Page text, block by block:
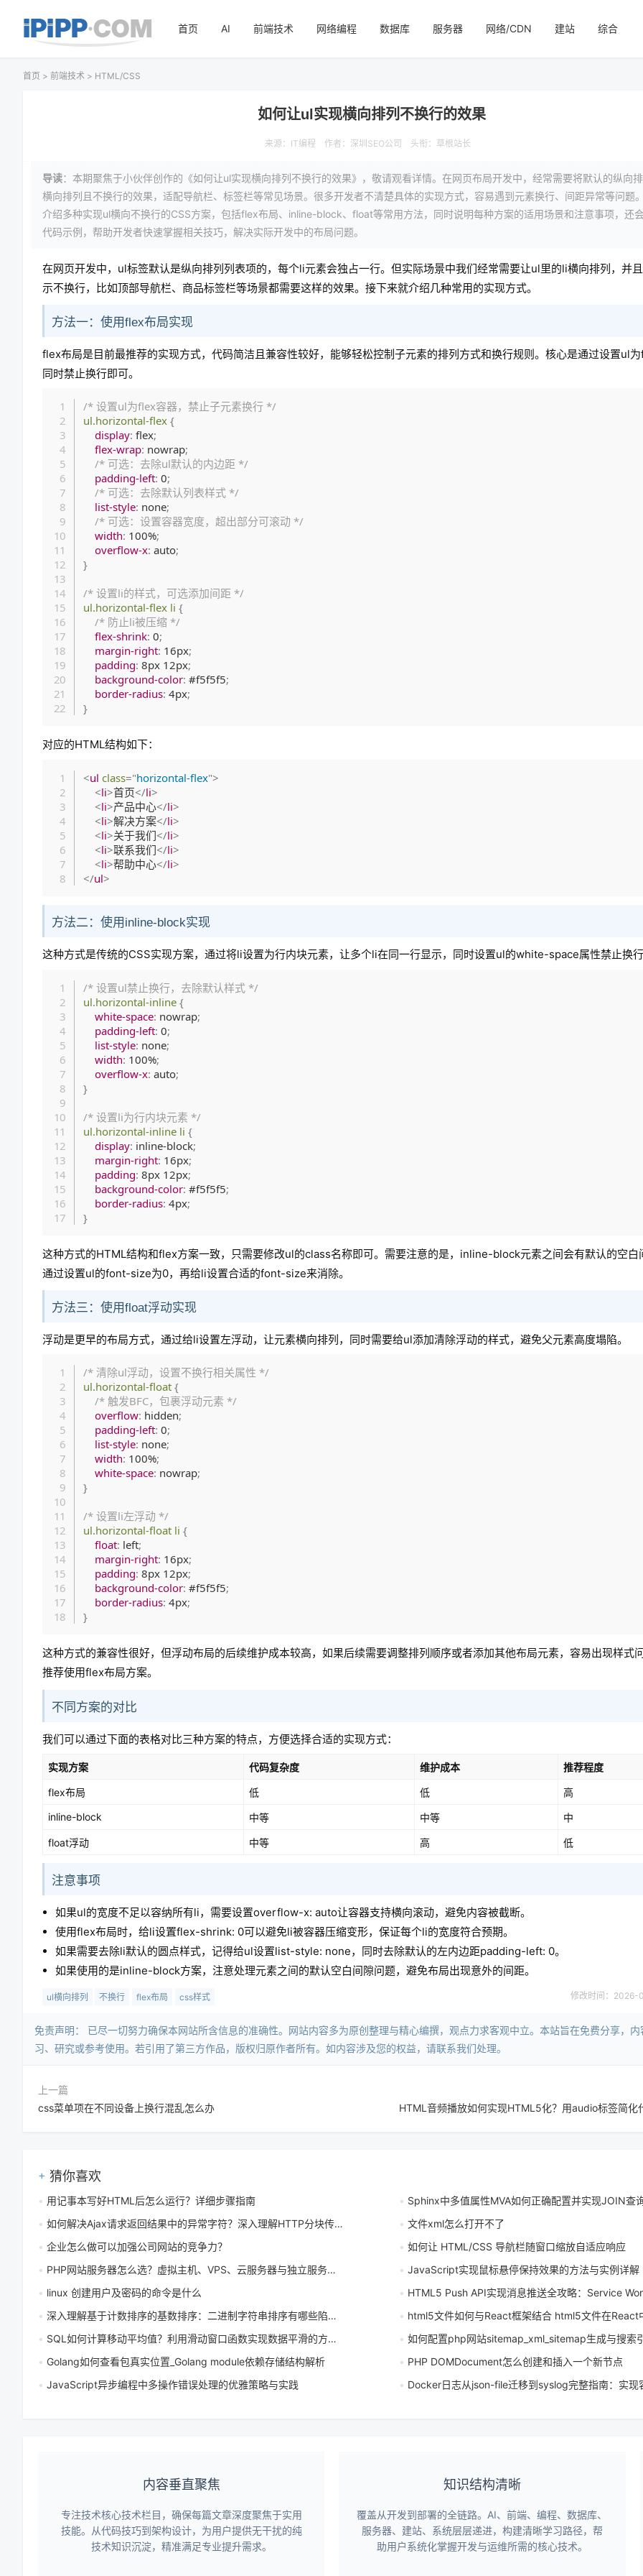
首页 AI 前端技术 网络编程 数据库 服务器 网络/CDN 建站 综合
首页 > 前端技术 > HTML/CSS
如何让ul实现横向排列不换行的效果
来源： IT编程 作者：深圳SEO公司 头衔：草根站长
导读：本期聚焦于小伙伴创作的《如何让ul实现横向排列不换行的效果》，敬请观看详情。在网页布局开发中，经常需要将默认的纵向
横向排列且不换行的效果，适配导航栏、标签栏等常见场景。很多开发者不清楚具体的实现方式，容易遇到元素换行、间距异常等问题
介绍多种实现ul横向不换行的CSS方案，包括flex布局、inline-block、float等常用方法，同时说明每种方案的适用场景和注意事项，还
代码示例，帮助开发者快速掌握相关技巧，解决实际开发中的布局问题。
在网页开发中，ul标签默认是纵向排列列表项的，每个li元素会独占一行。但实际场景中我们经常需要让ul里的li横向排列，并
示不换行，比如顶部导航栏、商品标签栏等场景都需要这样的效果。接下来就介绍几种常用的实现方式。
方法一：使用flex布局实现
flex布局是目前最推荐的实现方式，代码简洁且兼容性较好，能够轻松控制子元素的排列方式和换行规则。核心是通过设置ul
同时禁止换行即可。
/* 设置ul为flex容器，禁止子元素换行 */
ul.horizontal-flex {
display: flex;
flex-wrap: nowrap;
/* 可选：去除ul默认的内边距 */
padding-left: 0;
/* 可选：去除默认列表样式 */
list-style: none;
/* 可选：设置容器宽度，超出部分可滚动 */
width: 100%;
overflow-x: auto;
}
/* 设置li的样式，可选添加间距 */
ul.horizontal-flex li {
/* 防止li被压缩 */
flex-shrink: 0;
margin-right: 16px;
padding: 8px 12px;
background-color: #f5f5f5;
border-radius: 4px;
}
对应的HTML结构如下：
<ul class="horizontal-flex">
<li>首页</li>
<li>产品中心</li>
<li>解决方案</li>
<li>关于我们</li>
<li>联系我们</li>
<li>帮助中心</li>
</ul>
方法二：使用inline-block实现
这种方式是传统的CSS实现方案，通过将li设置为行内块元素，让多个li在同一行显示，同时设置ul的white-space属性禁止换
/* 设置ul禁止换行，去除默认样式 */
ul.horizontal-inline {
white-space: nowrap;
padding-left: 0;
list-style: none;
width: 100%;
overflow-x: auto;
}
/* 设置li为行内块元素 */
ul.horizontal-inline li {
display: inline-block;
margin-right: 16px;
padding: 8px 12px;
background-color: #f5f5f5;
border-radius: 4px;
}
这种方式的HTML结构和flex方案一致，只需要修改ul的class名称即可。需要注意的是，inline-block元素之间会有默认的空白
通过设置ul的font-size为0，再给li设置合适的font-size来消除。
方法三：使用float浮动实现
浮动是更早的布局方式，通过给li设置左浮动，让元素横向排列，同时需要给ul添加清除浮动的样式，避免父元素高度塌陷。
/* 清除ul浮动，设置不换行相关属性 */
ul.horizontal-float {
/* 触发BFC，包裹浮动元素 */
overflow: hidden;
padding-left: 0;
list-style: none;
width: 100%;
white-space: nowrap;
}
/* 设置li左浮动 */
ul.horizontal-float li {
float: left;
margin-right: 16px;
padding: 8px 12px;
background-color: #f5f5f5;
border-radius: 4px;
}
这种方式的兼容性很好，但浮动布局的后续维护成本较高，如果后续需要调整排列顺序或者添加其他布局元素，容易出现样式
推荐使用flex布局方案。
不同方案的对比
我们可以通过下面的表格对比三种方案的特点，方便选择合适的实现方式：
实现方案 代码复杂度 维护成本 推荐程度
flex布局 低 低
高
inline-block
中等 中等 中
float浮动 中等 高 低
注意事项
如果ul的宽度不足以容纳所有li，需要设置overflow-x: auto让容器支持横向滚动，避免内容被截断。
使用flex布局时，给li设置flex-shrink: 0可以避免li被容器压缩变形，保证每个li的宽度符合预期。
如果需要去除li默认的圆点样式，记得给ul设置list-style: none，同时去除默认的左内边距padding-left: 0。
如果使用的是inline-block方案，注意处理元素之间的默认空白间隙问题，避免布局出现意外的间距。
ul横向排列 不换行 flex布局 css样式 修改时间：2026-
免责声明：​ 已尽一切努力确保本网站所含信息的准确性。网站内容多为原创整理与精心编撰，观点力求客观中立。本站旨在免费分享，
习、研究或参考使用。若引用了第三方作品，版权归原作者所有。如内容涉及您的权益，请联系我们处理。
上一篇
css菜单项在不同设备上换行混乱怎么办
猜你喜欢
用记事本写好HTML后怎么运行？详细步骤指南
Sphinx中多值属性MVA如何正确配置并实现JOIN查
如何解决Ajax请求返回结果中的异常字符？深入理解HTTP分块传输编码
文件xml怎么打开不了
企业怎么做可以加强公司网站的竞争力？
如何让 HTML/CSS 导航栏随窗口缩放自适应响应
PHP网站服务器怎么选？虚拟主机、VPS、云服务器与独立服务器对比指南
JavaScript实现鼠标悬停保持效果的方法与实例详解
linux 创建用户及密码的命令是什么
HTML5 Push API实现消息推送全攻略：Service Worker +
深入理解基于计数排序的基数排序：二进制字符串排序有哪些陷阱与解决方案
html5文件如何与React框架结合 html5文件在React中的状
SQL如何计算移动平均值？利用滑动窗口函数实现数据平滑的方法是什么
如何配置php网站sitemap_xml_sitemap生成与搜索
Golang如何查看包真实位置_Golang module依赖存储结构解析
PHP DOMDocument怎么创建和插入一个新节点
JavaScript异步编程中多操作错误处理的优雅策略与实践
Docker日志从json-file迁移到syslog完整指南：实现容器日
内容垂直聚焦
专注技术核心技术栏目，确保每篇文章深度聚焦于实用
技能。从代码技巧到架构设计，为用户提供无干扰的纯
技术知识沉淀，精准满足专业提升需求。
知识结构清晰
覆盖从开发到部署的全链路。AI、前端、编程、数据库、
服务器、建站、系统层层递进，构建清晰学习路径，帮
助用户系统化掌握开发与运维所需的核心技术。